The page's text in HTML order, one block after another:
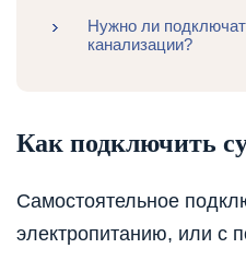
Нужно ли
канализации?
Как подключить
Самостоятельное
электропитанию, или с